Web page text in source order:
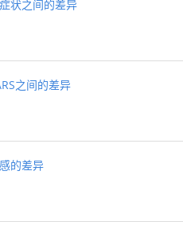
状之间的差异
之间的差异
的差异